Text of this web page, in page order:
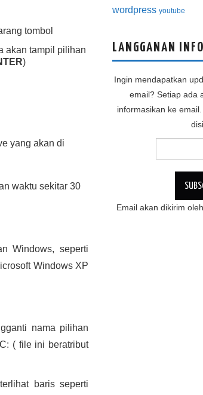
tombol
akan tampil pilihan
)
yang akan di
waktu sekitar 30
Windows, seperti
Windows XP
nama pilihan
( file ini beratribut
baris seperti
wordpress youtube
LANGGANAN
Ingin mendapatkan
email? Setiap ada
informasikan ke
Email akan dikirim oleh